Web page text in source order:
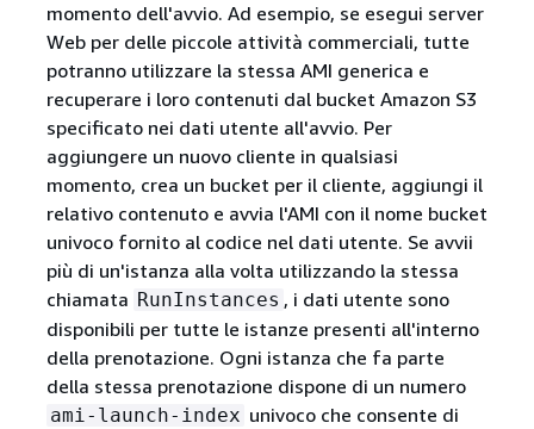
momento dell'avvio. Ad esempio, se esegui server
Web per delle piccole attività commerciali, tutte
potranno utilizzare la stessa AMI generica e
recuperare i loro contenuti dal bucket Amazon S3
specificato nei dati utente all'avvio. Per
aggiungere un nuovo cliente in qualsiasi
momento, crea un bucket per il cliente, aggiungi il
relativo contenuto e avvia l'AMI con il nome bucket
univoco fornito al codice nel dati utente. Se avvii
più di un'istanza alla volta utilizzando la stessa
chiamata RunInstances , i dati utente sono
disponibili per tutte le istanze presenti all'interno
della prenotazione. Ogni istanza che fa parte
della stessa prenotazione dispone di un numero
ami-launch-index univoco che consente di